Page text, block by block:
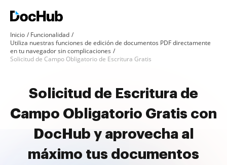
Inicio
Funcionalidad
Utiliza nuestras funciones de edición de documentos PDF directamente
en tu navegador sin complicaciones
Solicitud de Campo Obligatorio de Escritura Gratis
Solicitud de Escritura de
Campo Obligatorio Gratis con
DocHub y aprovecha al
máximo tus documentos